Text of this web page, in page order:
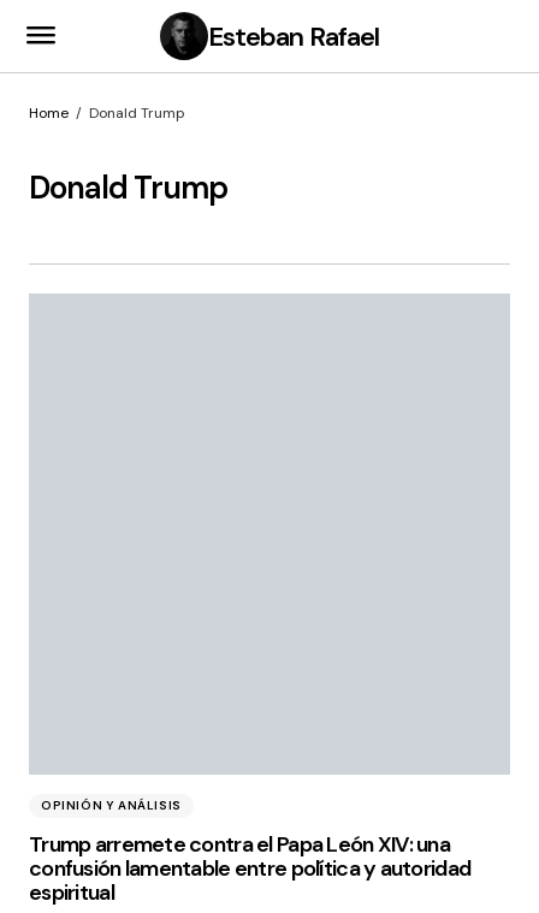
Esteban Rafael
Home Donald Trump
Donald Trump
OPINIÓN Y ANÁLISIS
Trump arremete contra el Papa León XIV: una
confusión lamentable entre política y autoridad
espiritual